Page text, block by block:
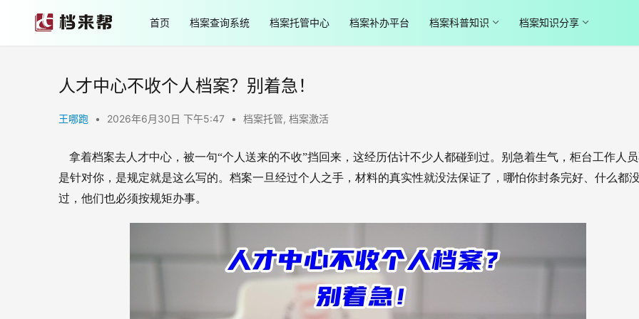
首页 档案查询系统 档案托管中心 档案补办平台 档案科普知识 档案知识分享
人才中心不收个人档案？别着急！
王哪跑 • 2026年6月30日 下午5:47 • 档案托管, 档案激活
拿着档案去人才中心，被一句“个人送来的不收”挡回来，这经历估计不少人都碰到过。别急着生气，柜台工作人
是针对你，是规定就是这么写的。档案一旦经过个人之手，材料的真实性就没法保证了，哪怕你封条完好、什么都
过，他们也必须按规矩办事。